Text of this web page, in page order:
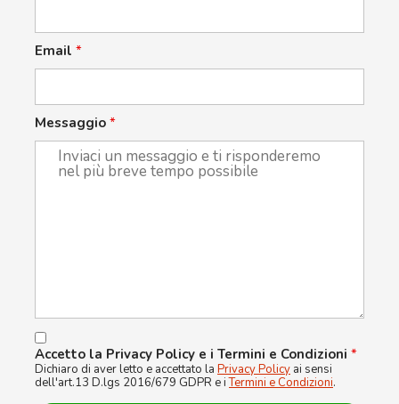
Email *
Messaggio *
Accetto la Privacy Policy e i Termini e Condizioni *
Dichiaro di aver letto e accettato la Privacy Policy ai sensi
dell'art.13 D.lgs 2016/679 GDPR e iTermini e Condizioni.